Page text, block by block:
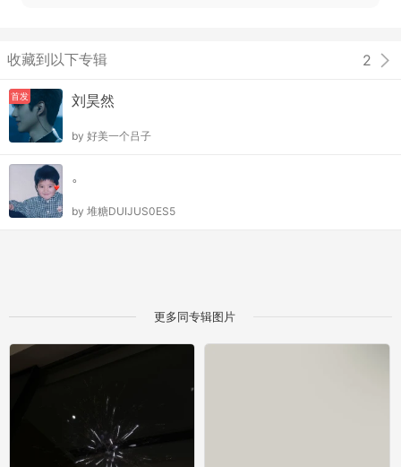
收藏到以下专辑 2
首发 刘昊然
by 好美一个吕子
。
by 堆糖DUIJUS0ES5
更多同专辑图片